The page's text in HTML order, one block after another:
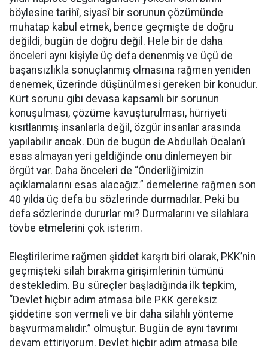
böylesine tarihî, siyasî bir sorunun çözümünde
muhatap kabul etmek, bence geçmişte de doğru
değildi, bugün de doğru değil. Hele bir de daha
önceleri aynı kişiyle üç defa denenmiş ve üçü de
başarısızlıkla sonuçlanmış olmasına rağmen yeniden
denemek, üzerinde düşünülmesi gereken bir konudur.
Kürt sorunu gibi devasa kapsamlı bir sorunun
konuşulması, çözüme kavuşturulması, hürriyeti
kısıtlanmış insanlarla değil, özgür insanlar arasında
yapılabilir ancak. Dün de bugün de Abdullah Öcalan’ı
esas almayan yeri geldiğinde onu dinlemeyen bir
örgüt var. Daha önceleri de “Önderliğimizin
açıklamalarını esas alacağız.” demelerine rağmen son
40 yılda üç defa bu sözlerinde durmadılar. Peki bu
defa sözlerinde dururlar mı? Durmalarını ve silahlara
tövbe etmelerini çok isterim.
Eleştirilerime rağmen şiddet karşıtı biri olarak, PKK’nin
geçmişteki silah bırakma girişimlerinin tümünü
destekledim. Bu süreçler başladığında ilk tepkim,
“Devlet hiçbir adım atmasa bile PKK gereksiz
şiddetine son vermeli ve bir daha silahlı yönteme
başvurmamalıdır.” olmuştur. Bugün de aynı tavrımı
devam ettiriyorum. Devlet hiçbir adım atmasa bile